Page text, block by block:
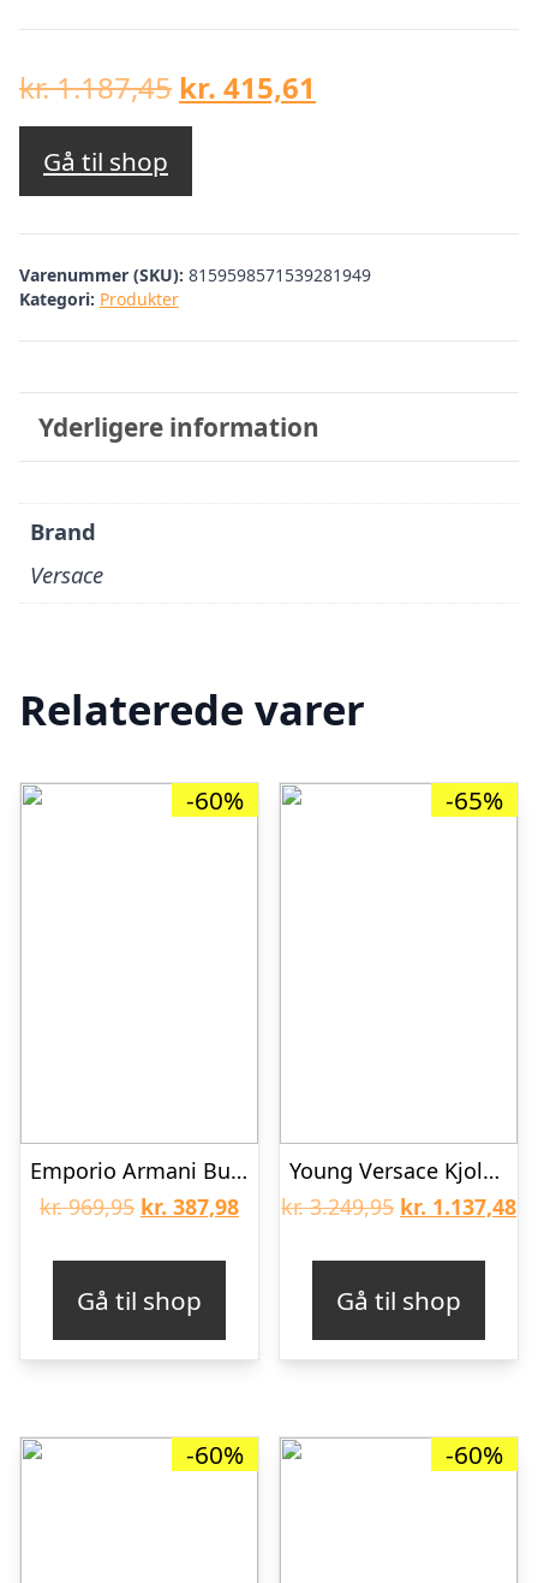
kr.1.187,45 Den
oprindelige
var:
kr. 1.187,45.
kr. 415,61
kr. 415,61.
Gå til shop
Varenummer (SKU): 8159598571539281949
Kategori: Produkter
Yderligere information
Brand
Versace
Relaterede varer
-60%
Emporio Armani Bukser – Sort m. Hvid
kr.969,95 Den
kr. 969,95.
kr. 387,98Den
kr. 387,98.
Gå til shop
-65%
Young Versace Kjole – Sort m. Plissé
kr.3.249,95 Den
kr. 3.249,95.
kr. 1.137,48
Gå til shop
-60% -60%